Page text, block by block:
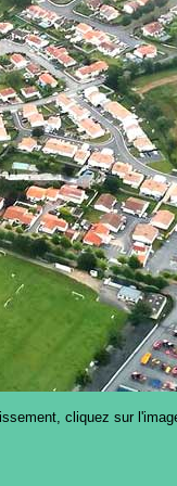
cliquez sur